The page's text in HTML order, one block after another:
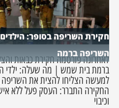
חקירת השריפה בסופר:
השריפה ברמה
לאחרונה פורסמה חקירת כבאות
ברמת בית שמש | מה שעלה: ילדי
למעשה הצליחו להצית את
החקירה התברר: העסק פעל ללא
וכיבוי